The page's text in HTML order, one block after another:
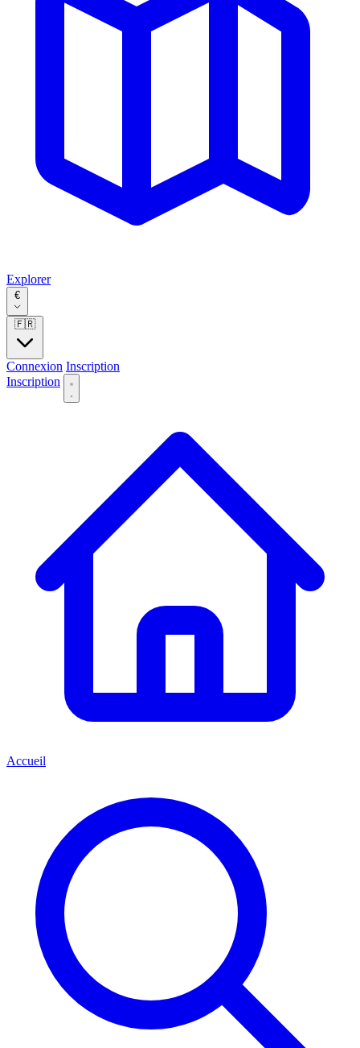
Explorer
€
🇫🇷
Connexion Inscription
Inscription
Accueil